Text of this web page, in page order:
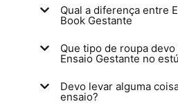
Qual a diferença entre
Book Gestante
Que tipo de roupa
Ensaio Gestante no
Devo levar alguma
ensaio?